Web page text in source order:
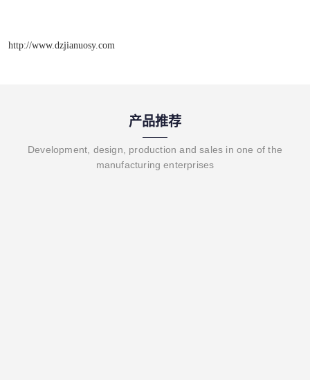
http://www.dzjianuosy.com
产品推荐
Development, design, production and sales in one of the
manufacturing enterprises